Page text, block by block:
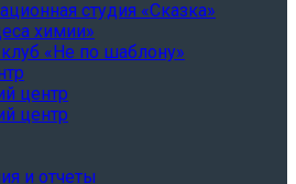
студия «Сказка»
химии»
«Не по шаблону»
центр
центр
и отчеты